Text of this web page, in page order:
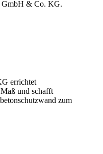
GmbH & Co. KG.
errichtet
und schafft
zum